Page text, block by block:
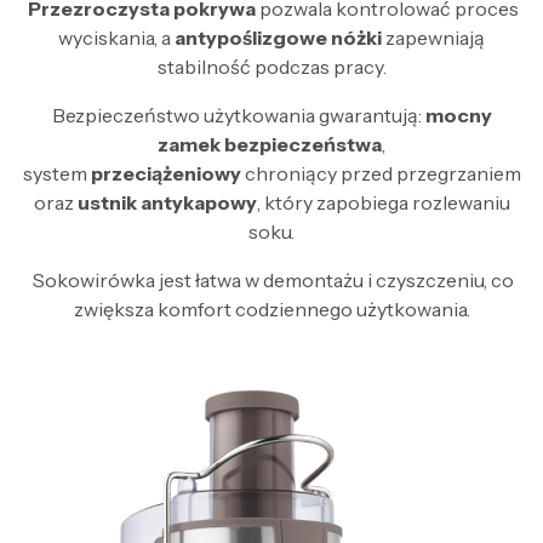
Przezroczysta pokrywa pozwala kontrolować proces
wyciskania, a antypoślizgowe nóżki zapewniają
stabilność podczas pracy.
Bezpieczeństwo użytkowania gwarantują: mocny
zamek bezpieczeństwa
system przeciążeniowychroniący przed przegrzaniem
oraz ustnik antykapowy, który zapobiega rozlewaniu
soku.
Sokowirówka jest łatwa w demontażu i czyszczeniu, co
zwiększa komfort codziennego użytkowania.